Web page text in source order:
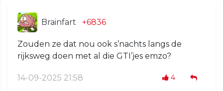
Brainfart +6836
Zouden ze dat nou ook s’nachts langs de
rijksweg doen met al die GTI’jes emzo?
14-09-2025 21:58 4